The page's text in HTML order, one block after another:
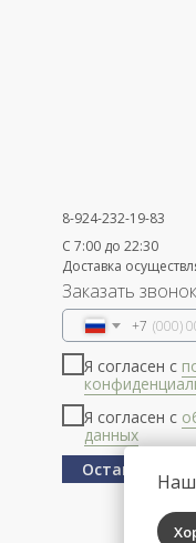
8-924-232-19-83
С 7:00 до 22:30
Доставка
Заказать звонок
+7
Я согласен с
Я согласен с
данных
Оставить
Наш